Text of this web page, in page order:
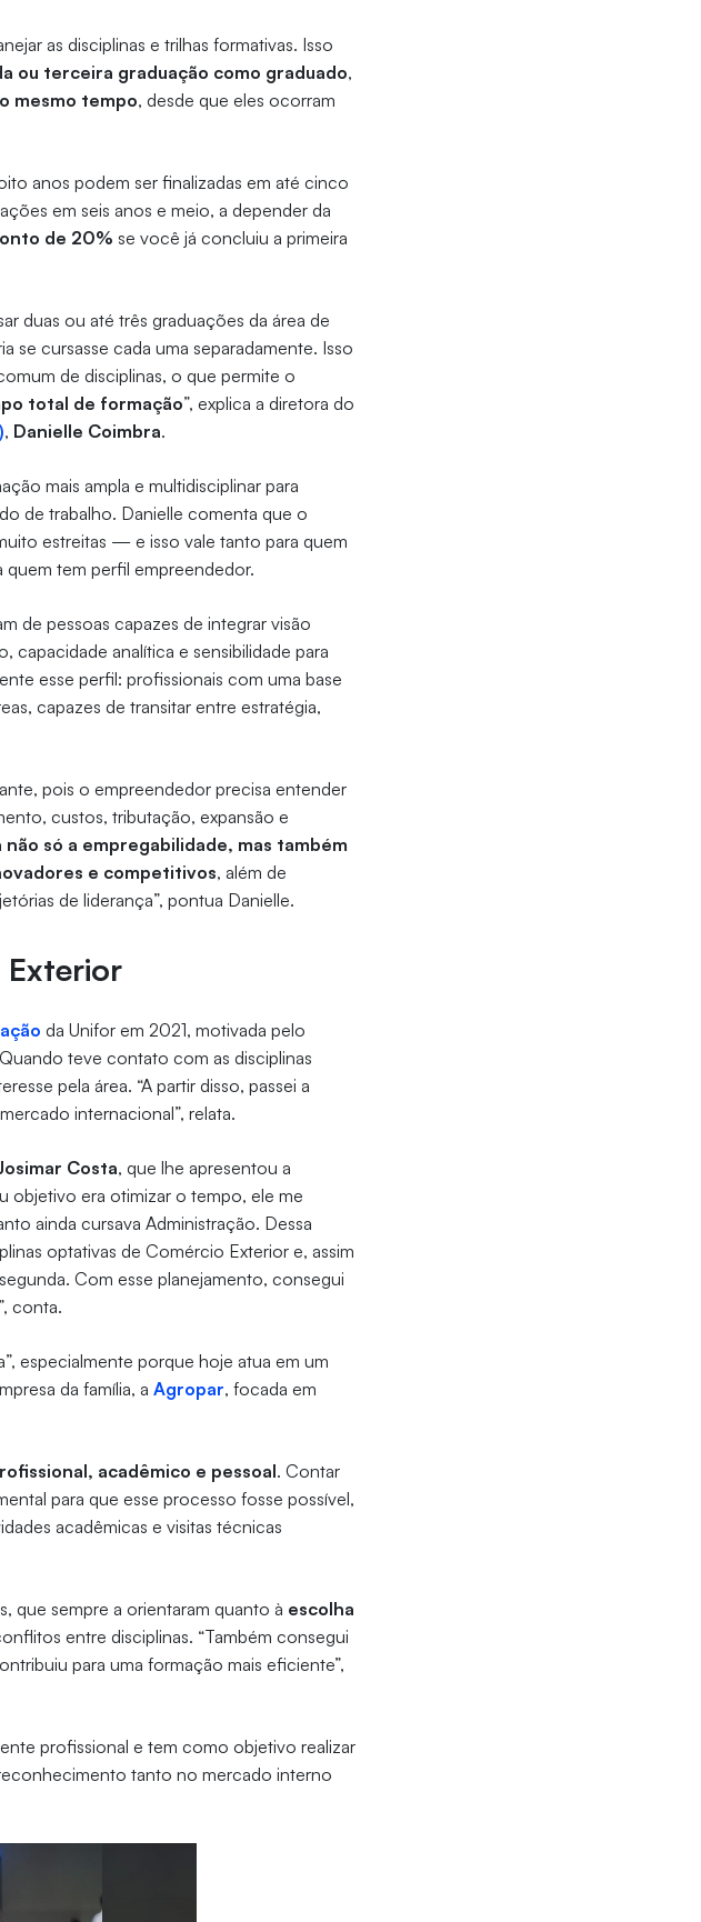
as disciplinas e trilhas formativas. Isso
ou terceira graduação como graduado,
mesmo tempo, desde que eles ocorram
anos podem ser finalizadas em até cinco
em seis anos e meio, a depender da
de 20% se você já concluiu a primeira
duas ou até três graduações da área de
se cursasse cada uma separadamente. Isso
de disciplinas, o que permite o
total de formação”, explica a diretora do
, Danielle Coimbra.
mais ampla e multidisciplinar para
de trabalho. Danielle comenta que o
estreitas — e isso vale tanto para quem
quem tem perfil empreendedor.
de pessoas capazes de integrar visão
analítica e sensibilidade para
esse perfil: profissionais com uma base
capazes de transitar entre estratégia,
pois o empreendedor precisa entender
custos, tributação, expansão e
não só a empregabilidade, mas também
e competitivos, além de
de liderança”, pontua Danielle.
Exterior
da Unifor em 2021, motivada pelo
teve contato com as disciplinas
pela área. “A partir disso, passei a
internacional”, relata.
Costa, que lhe apresentou a
objetivo era otimizar o tempo, ele me
ainda cursava Administração. Dessa
optativas de Comércio Exterior e, assim
Com esse planejamento, consegui
conta.
especialmente porque hoje atua em um
da família, aAgropar, focada em
acadêmico e pessoal. Contar
para que esse processo fosse possível,
acadêmicas e visitas técnicas
que sempre a orientaram quanto à escolha
entre disciplinas. “Também consegui
para uma formação mais eficiente”,
profissional e tem como objetivo realizar
tanto no mercado interno